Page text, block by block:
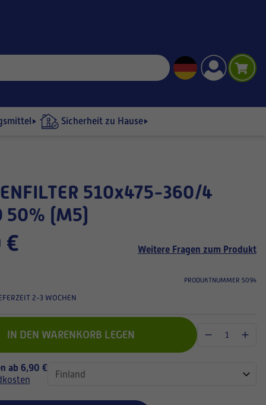
Sicherheit zu Hause
50% (M5)
€ Weitere Fragen zum Produkt
PRODUKTNUMMER 5094
2-3 WOCHEN
IN DEN WARENKORB LEGEN
ab 6,90 €